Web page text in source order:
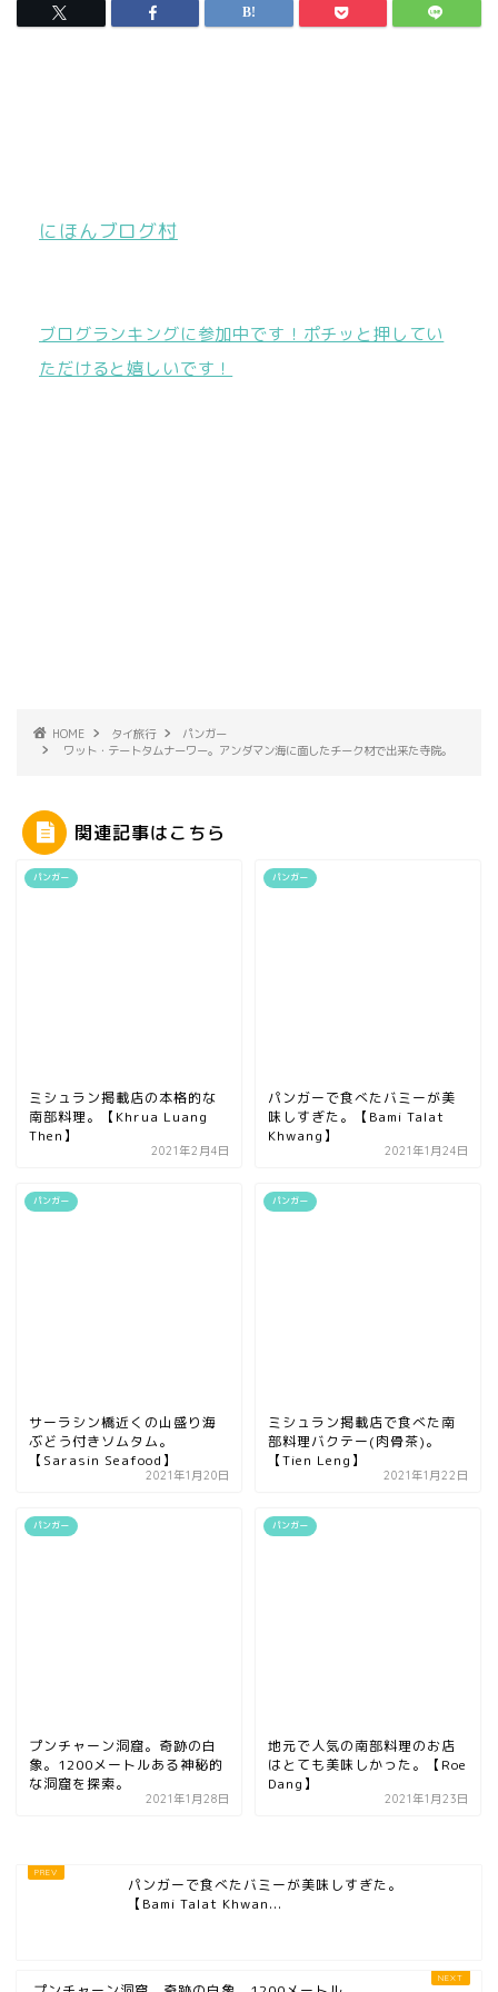
にほんブログ村
ブログランキングに参加中です！ポチッと押してい
ただけると嬉しいです！
HOME タイ旅行
パンガー
ワット・テートタムナーワー。アンダマン海に面したチーク材で出来た寺院。
関連記事はこちら
パンガー
ミシュラン掲載店の本格的な
南部料理。【Khrua Luang
Then】
2021年2月4日
パンガー
パンガーで食べたバミーが美
味しすぎた。【Bami Talat
Khwang】
2021年1月24日
パンガー
サーラシン橋近くの山盛り海
ぶどう付きソムタム。
【Sarasin Seafood】
2021年1月20日
パンガー
ミシュラン掲載店で食べた南
部料理バクテー(肉骨茶)。
【Tien Leng】
2021年1月22日
パンガー
プンチャーン洞窟。奇跡の白
象。1200メートルある神秘的
な洞窟を探索。
2021年1月28日
パンガー
地元で人気の南部料理のお店
はとても美味しかった。【Roe
Dang】
2021年1月23日
パンガーで食べたバミーが美味しすぎた。
【Bami Talat Khwan...